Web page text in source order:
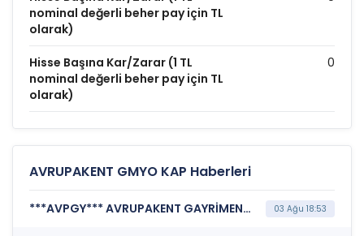
nominal değerli beher pay için TL
olarak)
Hisse Başına Kar/Zarar (1 TL
nominal değerli beher pay için TL
olarak)
0
AVRUPAKENT GMYO KAP Haberleri
***AVPGY*** AVRUPAKENT GAYRİMENKUL YATIRIM ORTAKLIĞI A.Ş. (Özel Durum Açıklaması (Genel)) 03 Ağu 18:53